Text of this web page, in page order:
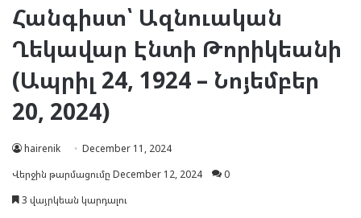
Հանգիստ՝ Ազնուական
Ղեկավար Էնտի Թորիկեանի
(Ապրիլ 24, 1924 – Նոյեմբեր
20, 2024)
hairenik
December 11, 2024
Վերջին թարմացումը December 12, 2024
0
3 վայրկեան կարդալու